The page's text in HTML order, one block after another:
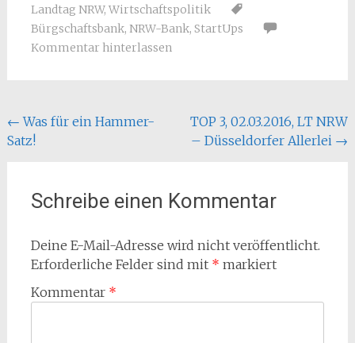
Landtag NRW, Wirtschaftspolitik
Bürgschaftsbank, NRW-Bank, StartUps
Kommentar hinterlassen
Beitragsnavigation
← Was für ein Hammer-
Satz!
TOP 3, 02.03.2016, LT NRW
– Düsseldorfer Allerlei →
Schreibe einen Kommentar
Deine E-Mail-Adresse wird nicht veröffentlicht.
Erforderliche Felder sind mit * markiert
Kommentar *